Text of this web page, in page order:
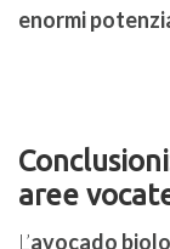
enormi
aree
L’avocado